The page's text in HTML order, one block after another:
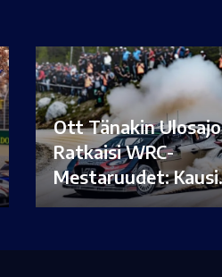
Ott Tänakin Ulosajo
Ratkaisi WRC-
Mestaruudet: